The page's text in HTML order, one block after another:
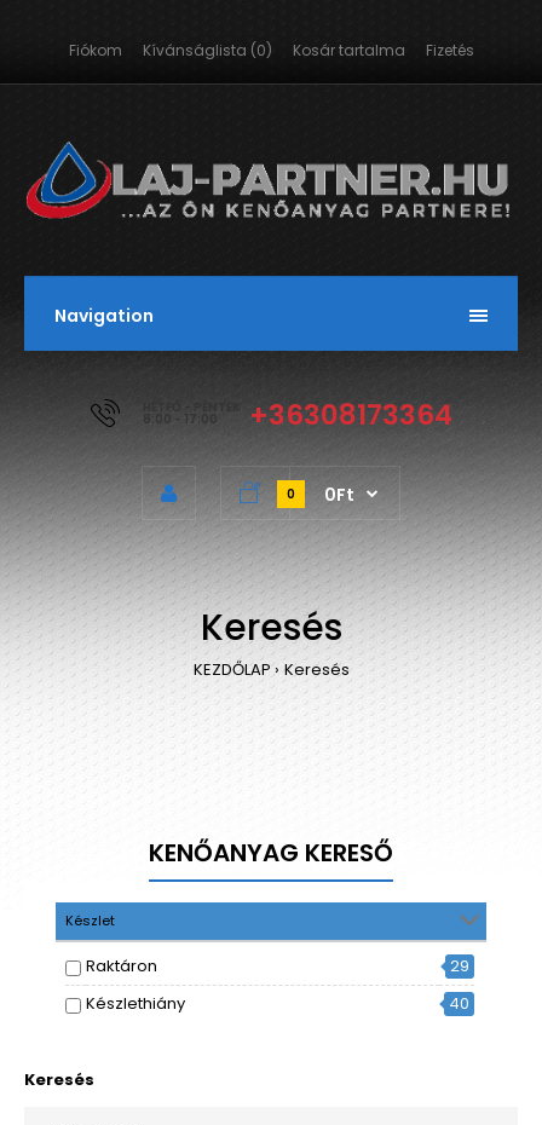
Fiókom Kívánságlista (0) Kosár tartalma Fizetés
Navigation
HÉTFŐ - PÉNTEK
8:00 - 17:00 +36308173364
0 0Ft
Keresés
KEZDŐLAP Keresés
KENŐANYAG KERESŐ
Készlet
Raktáron
29
Készlethiány
40
Keresés